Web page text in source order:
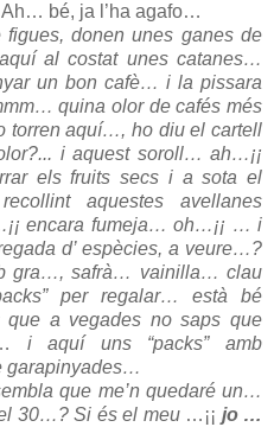
bé, ja l’ha agafo…
donen unes ganes de
al costat unes catanes…
un bon cafè… i la pissara
quina olor de cafés més
torren aquí…, ho diu el cartell
i aquest soroll… ah…¡¡
els fruits secs i a sota el
aquestes avellanes
encara fumeja… oh…¡¡ … i
d’ espècies, a veure…?
gra…, safrà… vainilla… clau
per regalar… està bé
a vegades no saps que
i aquí uns “packs” amb
garapinyades…
que me’n quedaré un…
30…? Si és el meu …¡¡ jo …